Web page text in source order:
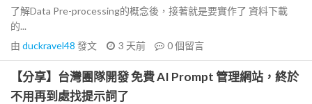
了解Data Pre-processing的概念後，接著就是要實作了 資料下載
的...
由 duckravel48 發文 3 天前 0個留言
【分享】台灣團隊開發 免費 AI Prompt 管理網站，終於
不用再到處找提示詞了